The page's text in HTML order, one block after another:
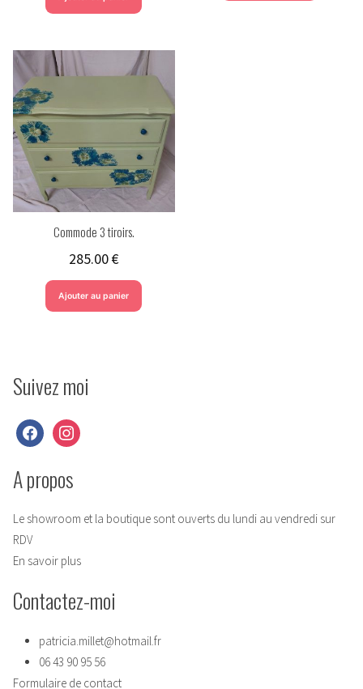
Commode 3 tiroirs.
285.00€
Ajouter au panier
Suivez moi
facebookinstagram
A propos
Le showroom et la boutique sont ouverts du lundi au vendredi sur
RDV
En savoir plus
Contactez-moi
patricia.millet@hotmail.fr
06 43 90 95 56
Formulaire de contact